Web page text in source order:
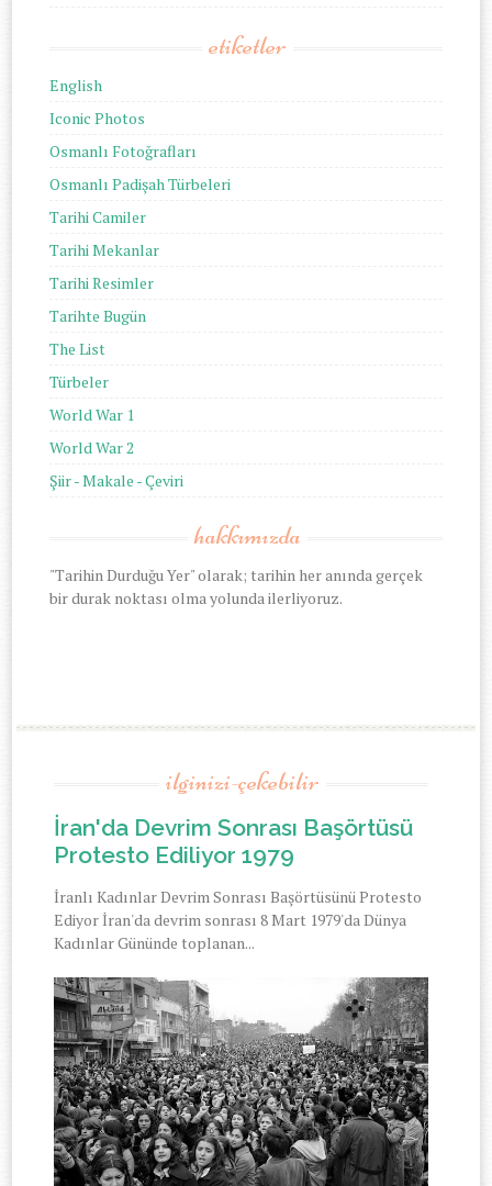
etiketler
English
Iconic Photos
Osmanlı Fotoğrafları
Osmanlı Padişah Türbeleri
Tarihi Camiler
Tarihi Mekanlar
Tarihi Resimler
Tarihte Bugün
The List
Türbeler
World War 1
World War 2
Şiir - Makale - Çeviri
hakkımızda
"Tarihin Durduğu Yer" olarak; tarihin her anında gerçek
bir durak noktası olma yolunda ilerliyoruz.
ilginizi-çekebilir
İran'da Devrim Sonrası Başörtüsü
Protesto Ediliyor 1979
İranlı Kadınlar Devrim Sonrası Başörtüsünü Protesto
Ediyor İran'da devrim sonrası 8 Mart 1979'da Dünya
Kadınlar Gününde toplanan...